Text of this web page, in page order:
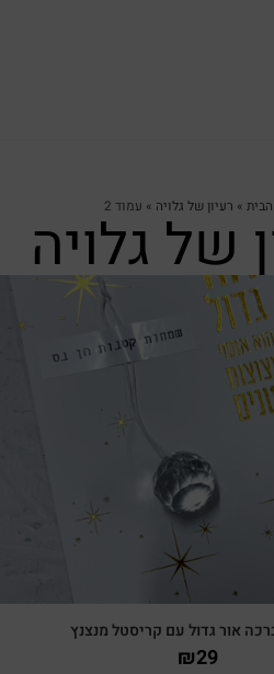
» רעיון של גלויה » עמוד 2
של גלויה
אור גדול עם קריסטל מנצנץ
₪29